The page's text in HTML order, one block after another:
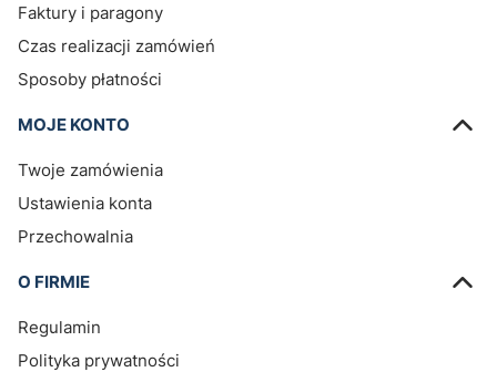
Faktury i paragony
Czas realizacji zamówień
Sposoby płatności
MOJE KONTO
Twoje zamówienia
Ustawienia konta
Przechowalnia
O FIRMIE
Regulamin
Polityka prywatności